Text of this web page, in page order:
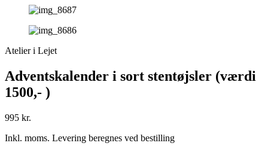
Atelier i Lejet
Adventskalender i sort stentøjsler (værdi
1500,- )
995 kr.
Inkl. moms. Levering beregnes ved bestilling